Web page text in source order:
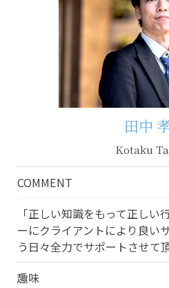
田中
Kotaku
COMMENT
「正しい知識をもって正しい
ーにクライアントにより良い
う日々全力でサポートさせて
趣味